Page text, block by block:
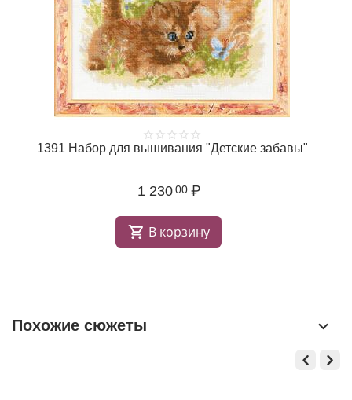
1391 Набор для вышивания "Детские забавы"
1 230 00 ₽
В корзину
Похожие сюжеты